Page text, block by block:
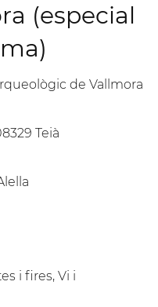
(especial
de Vallmora
Teià
i fires, Vi i